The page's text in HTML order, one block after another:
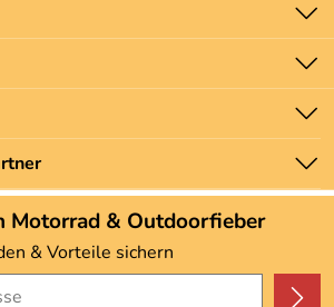
(3.492)
Motorrad & Outdoorfieber
& Vorteile sichern